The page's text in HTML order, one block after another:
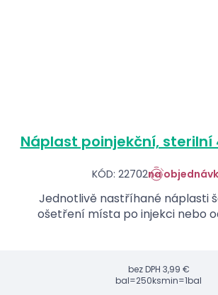
Náplast poinjekční, sterilní
KÓD: 22702na
Jednotlivě nastříhané náplasti
ošetření místa po injekci nebo
bez DPH 3,99 €
bal=250ksmin=1bal